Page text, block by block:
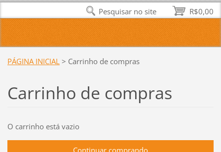
PÁGINA INICIAL > Carrinho de compras
Carrinho de compras
O carrinho está vazio
R$0,00
Pesquisar no site